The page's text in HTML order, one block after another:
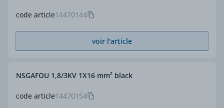
code article14470144
voir l'article
code article14470154
NSGAFOU 1,8/3KV 1X16 mm² black